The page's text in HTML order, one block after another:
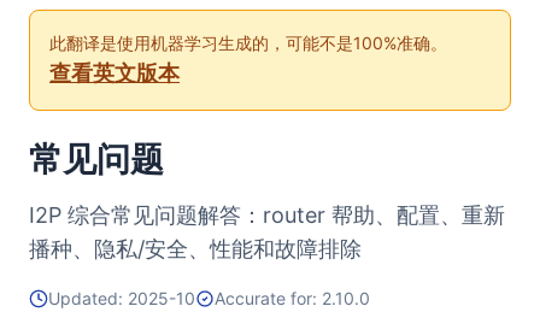
如果我在家里的 I2P 上托管一个只包含 HTML 和 CSS 的
网站，这样做危险吗？
如何向地址簿添加地址？
如何从其他机器访问 web 控制台或为其设置密码保护？
如何在其他机器上使用应用程序？
是否可以将 I2P 用作 SOCKS 代理？
此翻译是使用机器学习生成的，可能不是100%准确。
查看英文版本
常见问题
I2P 综合常见问题解答：router 帮助、配置、重新
播种、隐私/安全、性能和故障排除
Updated: 2025-10 Accurate for: 2.10.0